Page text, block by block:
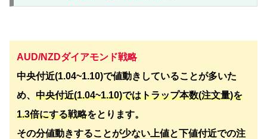
AUD/NZDダイアモンド戦略
中央付近(1.04~1.10)で値動きしていることが多いた
め、 中央付近(1.04~1.10)ではトラップ本数(注文量)を
1.3倍にする戦略をとります。
その分値動きすることが少ない上値と下値付近での注